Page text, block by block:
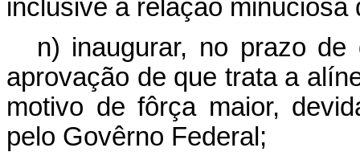
inclusive a relação minuciosa
n) inaugurar, no prazo
aprovação de que trata a
motivo de fôrça maior,
pelo Govêrno Federal ;